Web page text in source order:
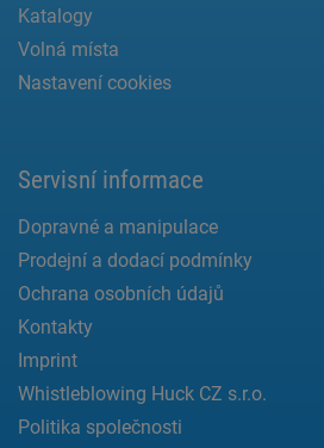
Katalogy
Volná místa
Nastavení cookies
Servisní informace
Dopravné a manipulace
Prodejní a dodací podmínky
Ochrana osobních údajů
Kontakty
Imprint
Whistleblowing Huck CZ s.r.o.
Politika společnosti